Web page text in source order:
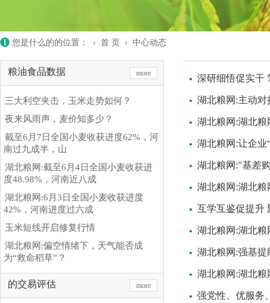
您是什么的的位置： › 首 页 › 中心动态
粮油食品数据 more
三大利空夹击，玉米走势如何？
夜来风雨声，麦价知多少？
截至6月7日全国小麦收获进度62%，河
南过九成半，山
湖北粮网:截至6月4日全国小麦收获进
度48.98%，河南近八成
湖北粮网:6月3日全国小麦收获进度
42%，河南进度过六成
玉米短线开启修复行情
湖北粮网:偏空情绪下，天气能否成
为“救命稻草”？
的交易评估 more
深研细悟促实干
湖北粮网:主动
湖北粮网:湖北
湖北粮网:让企业
湖北粮网:"基差
湖北粮网:湖北
互学互鉴促提升
湖北粮网:湖北
湖北粮网:强基
湖北粮网:湖北粮
强党性、优服务